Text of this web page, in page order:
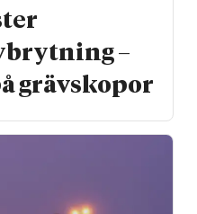
–
gräv­skopor